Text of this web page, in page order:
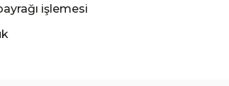
işlemesi